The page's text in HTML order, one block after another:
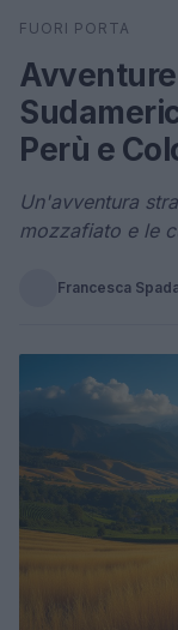
Cerca
FUORI PORTA
Perù e
Un'avventura
mozzafiato e le
Francesca